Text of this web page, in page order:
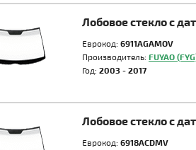
Лобовое стекло с
Еврокод: 6911AGAMOV
Производитель: FUYAO
Год: 2003 - 2017
Лобовое стекло с
Еврокод: 6918ACDMV